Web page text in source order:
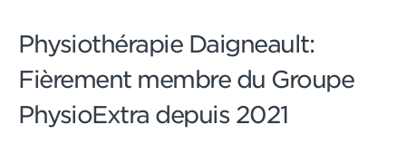
Physiothérapie Daigneault:
Fièrement membre du Groupe
PhysioExtra depuis 2021